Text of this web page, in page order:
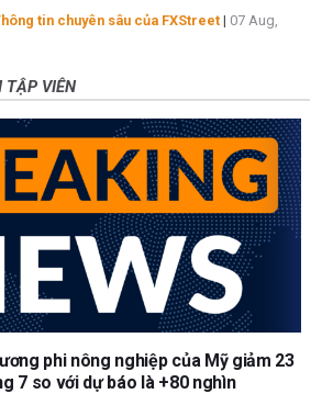
tin chuyên sâu của FXStreet | 07 Aug,
TẬP VIÊN
phi nông nghiệp của Mỹ giảm 23
7 so với dự báo là +80 nghìn